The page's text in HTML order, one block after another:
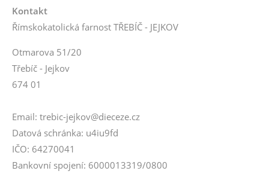
Kontakt
Římskokatolická farnost TŘEBÍČ - JEJKOV
Otmarova 51/20
Třebíč - Jejkov
674 01
Email: trebic-jejkov@dieceze.cz
Datová schránka: u4iu9fd
IČO: 64270041
Bankovní spojení: 6000013319/0800